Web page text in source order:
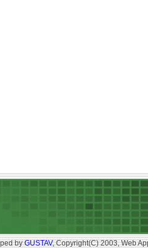
byGUSTAV, Copyright(C) 2003, Web